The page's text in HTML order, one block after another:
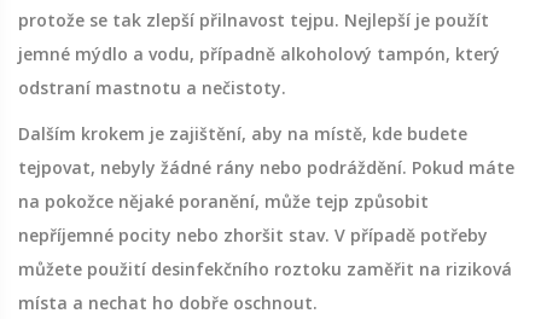
protože se tak zlepší přilnavost tejpu. Nejlepší je použít
jemné mýdlo a vodu, případně alkoholový tampón, který
odstraní mastnotu a nečistoty.
Dalším krokem je zajištění, aby na místě, kde budete
tejpovat, nebyly žádné rány nebo podráždění. Pokud máte
na pokožce nějaké poranění, může tejp způsobit
nepříjemné pocity nebo zhoršit stav. V případě potřeby
můžete použití desinfekčního roztoku zaměřit na riziková
místa a nechat ho dobře oschnout.